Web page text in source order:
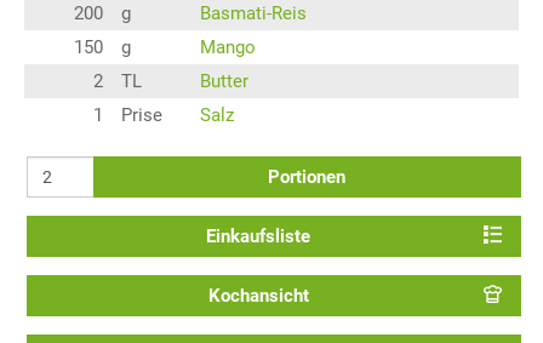
200
g
Basmati-Reis
150
g
Mango
2
TL
Butter
1
Prise Salz
Portionen
Einkaufsliste
Kochansicht